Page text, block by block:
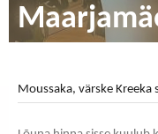
Moussaka, värske Kreeka